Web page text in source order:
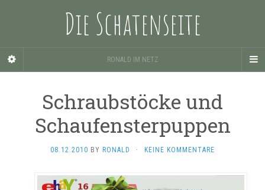
Die Schatenseite
RONALD IM NETZ
Schraubstöcke und
Schaufensterpuppen
08.12.2010 BY RONALD · KEINE KOMMENTARE